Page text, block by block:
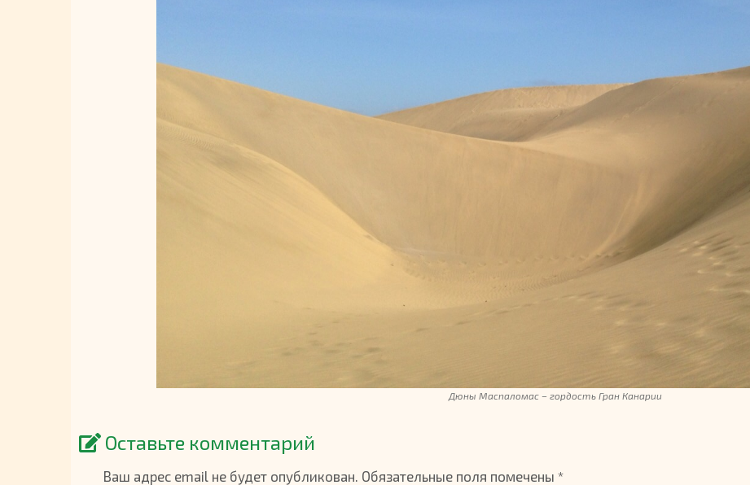
Дюны Маспаломас – гордость Гран Канарии
Оставьте комментарий
Ваш адрес email не будет опубликован. Обязательные поля помечены *